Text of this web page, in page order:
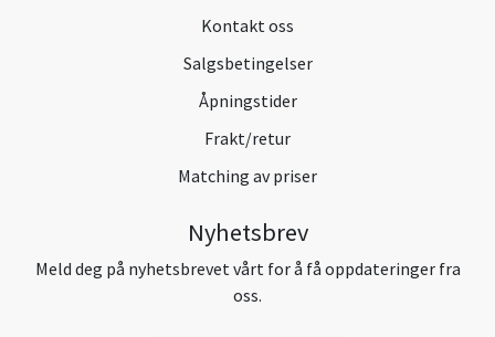
Kontakt oss
Salgsbetingelser
Åpningstider
Frakt/retur
Matching av priser
Nyhetsbrev
Meld deg på nyhetsbrevet vårt for å få oppdateringer fra
oss.